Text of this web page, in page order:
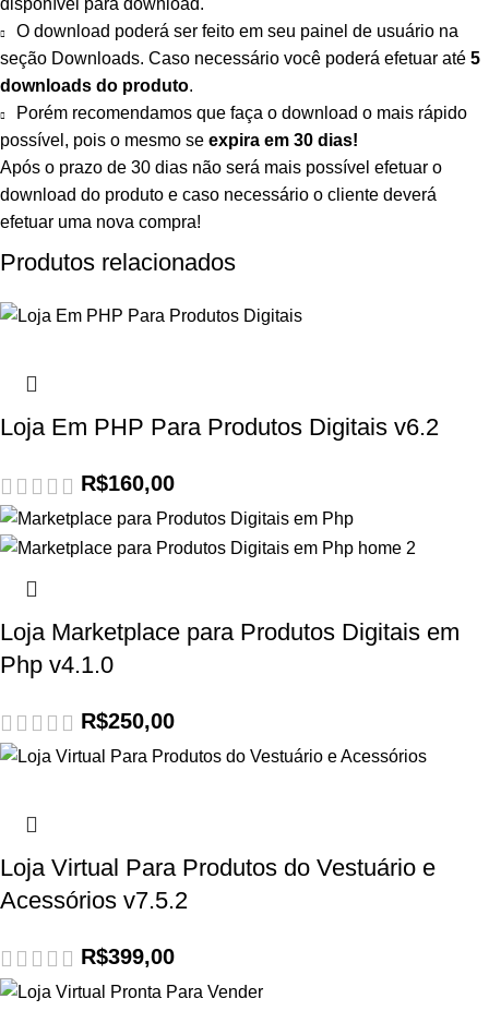
disponível para download.
O download poderá ser feito em seu painel de usuário na
seção Downloads. Caso necessário você poderá efetuar até 5
downloads do produto.
Porém recomendamos que faça o download o mais rápido
possível, pois o mesmo se expira em 30 dias!
Após o prazo de 30 dias não será mais possível efetuar o
download do produto e caso necessário o cliente deverá
efetuar uma nova compra!
Produtos relacionados
Loja Em PHP Para Produtos Digitais v6.2
R$160,00
Loja Marketplace para Produtos Digitais em
Php v4.1.0
R$250,00
Loja Virtual Para Produtos do Vestuário e
Acessórios v7.5.2
R$399,00